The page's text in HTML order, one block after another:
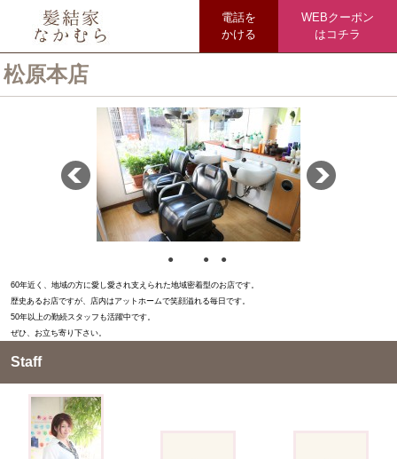
電話を
かける
WEBクーポン
はコチラ
松原本店
● ● ●
60年近く、地域の方に愛し愛され支えられた地域密着型のお店です。
歴史あるお店ですが、店内はアットホームで笑顔溢れる毎日です。
50年以上の勤続スタッフも活躍中です。
ぜひ、お立ち寄り下さい。
Staff